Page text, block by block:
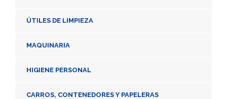
ÚTILES DE LIMPIEZA
MAQUINARIA
HIGIENE PERSONAL
CARROS, CONTENEDORES Y PAPELERAS